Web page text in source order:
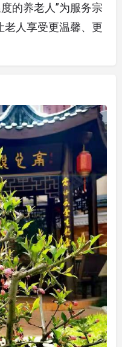
的养老人”为服务宗
老人享受更温馨、更